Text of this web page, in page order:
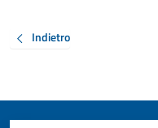
Indietro